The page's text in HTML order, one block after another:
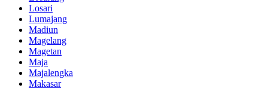
Losari
Lumajang
Madiun
Magelang
Magetan
Maja
Majalengka
Makasar